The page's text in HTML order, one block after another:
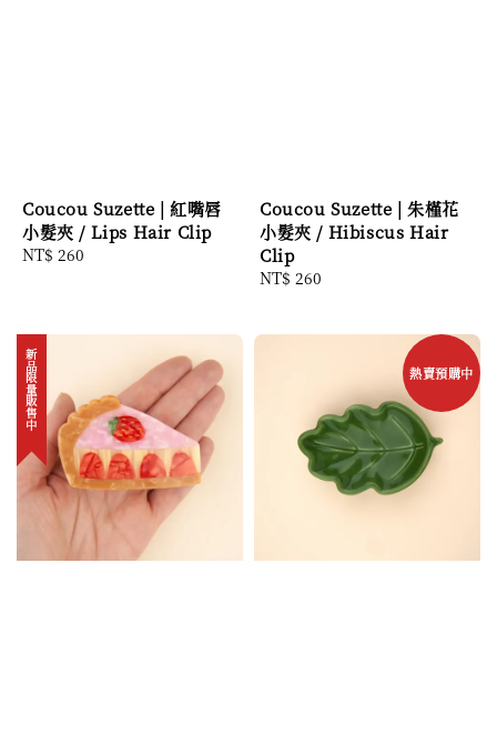
Coucou Suzette | 紅嘴唇
小髮夾 / Lips Hair Clip
Regular
NT$ 260
Coucou Suzette | 朱槿花
小髮夾 / Hibiscus Hair
Clip
Regular
NT$ 260
新品限量販售中 熱賣預購中